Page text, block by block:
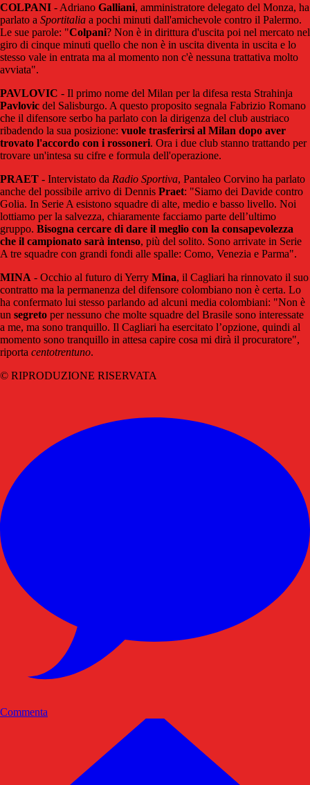
COLPANI - Adriano Galliani, amministratore delegato del Monza, ha
parlato a Sportitalia a pochi minuti dall'amichevole contro il Palermo.
Le sue parole: "Colpani? Non è in dirittura d'uscita poi nel mercato nel
giro di cinque minuti quello che non è in uscita diventa in uscita e lo
stesso vale in entrata ma al momento non c'è nessuna trattativa molto
avviata".
PAVLOVIC - Il primo nome del Milan per la difesa resta Strahinja
Pavlovic del Salisburgo. A questo proposito segnala Fabrizio Romano
che il difensore serbo ha parlato con la dirigenza del club austriaco
ribadendo la sua posizione: vuole trasferirsi al Milan dopo aver
trovato l'accordo con i rossoneri. Ora i due club stanno trattando per
trovare un'intesa su cifre e formula dell'operazione.
PRAET - Intervistato da Radio Sportiva, Pantaleo Corvino ha parlato
anche del possibile arrivo di Dennis Praet: "Siamo dei Davide contro
Golia. In Serie A esistono squadre di alte, medio e basso livello. Noi
lottiamo per la salvezza, chiaramente facciamo parte dell’ultimo
gruppo. Bisogna cercare di dare il meglio con la consapevolezza
che il campionato sarà intenso, più del solito. Sono arrivate in Serie
A tre squadre con grandi fondi alle spalle: Como, Venezia e Parma".
MINA - Occhio al futuro di Yerry Mina, il Cagliari ha rinnovato il suo
contratto ma la permanenza del difensore colombiano non è certa. Lo
ha confermato lui stesso parlando ad alcuni media colombiani: "Non è
un segreto per nessuno che molte squadre del Brasile sono interessate
a me, ma sono tranquillo. Il Cagliari ha esercitato l’opzione, quindi al
momento sono tranquillo in attesa capire cosa mi dirà il procuratore",
riporta centotrentuno.
© RIPRODUZIONE RISERVATA
Commenta